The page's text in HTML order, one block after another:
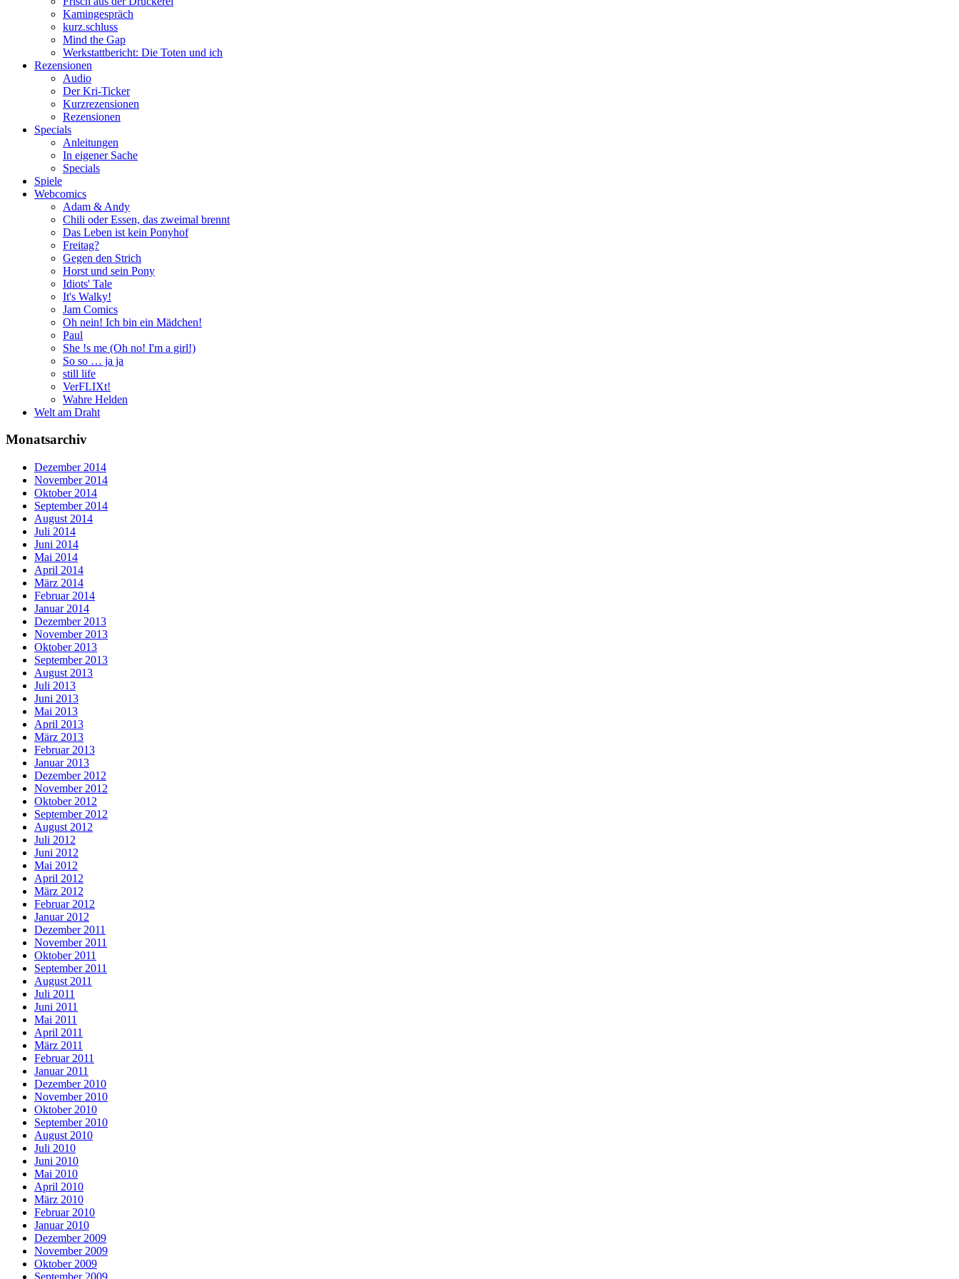
Kamingespräch
kurz.schluss
Mind the Gap
Werkstattbericht: Die Toten und ich
Rezensionen
Audio
Der Kri-Ticker
Kurzrezensionen
Rezensionen
Specials
Anleitungen
In eigener Sache
Specials
Spiele
Webcomics
Adam & Andy
Chili oder Essen, das zweimal brennt
Das Leben ist kein Ponyhof
Freitag?
Gegen den Strich
Horst und sein Pony
Idiots' Tale
It's Walky!
Jam Comics
Oh nein! Ich bin ein Mädchen!
Paul
She !s me (Oh no! I'm a girl!)
So so … ja ja
still life
VerFLIXt!
Wahre Helden
Welt am Draht
Monatsarchiv
Dezember 2014
November 2014
Oktober 2014
September 2014
August 2014
Juli 2014
Juni 2014
Mai 2014
April 2014
März 2014
Februar 2014
Januar 2014
Dezember 2013
November 2013
Oktober 2013
September 2013
August 2013
Juli 2013
Juni 2013
Mai 2013
April 2013
März 2013
Februar 2013
Januar 2013
Dezember 2012
November 2012
Oktober 2012
September 2012
August 2012
Juli 2012
Juni 2012
Mai 2012
April 2012
März 2012
Februar 2012
Januar 2012
Dezember 2011
November 2011
Oktober 2011
September 2011
August 2011
Juli 2011
Juni 2011
Mai 2011
April 2011
März 2011
Februar 2011
Januar 2011
Dezember 2010
November 2010
Oktober 2010
September 2010
August 2010
Juli 2010
Juni 2010
Mai 2010
April 2010
März 2010
Februar 2010
Januar 2010
Dezember 2009
November 2009
Oktober 2009